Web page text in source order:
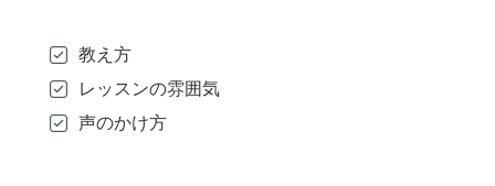
教え方
レッスンの雰囲気
声のかけ方